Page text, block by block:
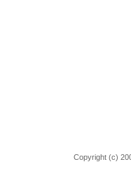
Copyright (c)